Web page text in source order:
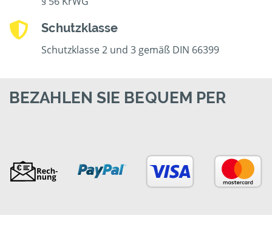
Schutzklasse
Schutzklasse 2 und 3 gemäß DIN 66399
BEZAHLEN SIE BEQUEM PER